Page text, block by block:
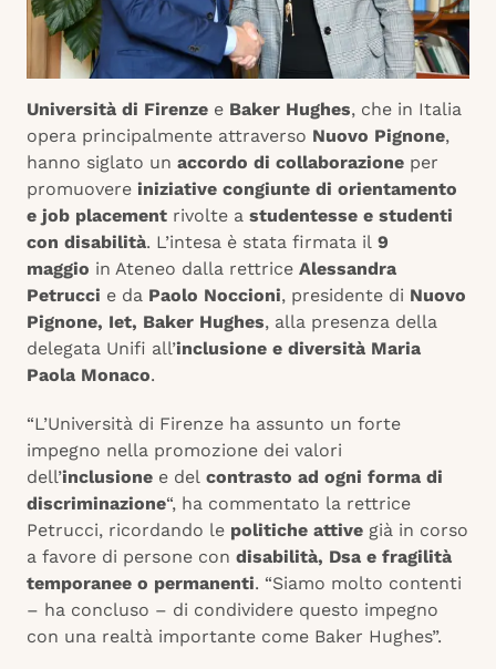
Università di Firenze e Baker Hughes, che in Italia
opera principalmente attraverso Nuovo Pignone,
hanno siglato un accordo di collaborazione per
promuovere iniziative congiunte di orientamento
e job placement rivolte a studentesse e studenti
con disabilità. L’intesa è stata firmata il 9
maggio in Ateneo dalla rettrice Alessandra
Petrucci e da Paolo Noccioni, presidente di Nuovo
Pignone, Iet, Baker Hughes, alla presenza della
delegata Unifi all’inclusione e diversità Maria
Paola Monaco.
“L’Università di Firenze ha assunto un forte
impegno nella promozione dei valori
dell’inclusione e del contrasto ad ogni forma di
discriminazione“, ha commentato la rettrice
Petrucci, ricordando le politiche attive già in corso
a favore di persone con disabilità, Dsa e fragilità
temporanee o permanenti. “Siamo molto contenti
– ha concluso – di condividere questo impegno
con una realtà importante come Baker Hughes”.